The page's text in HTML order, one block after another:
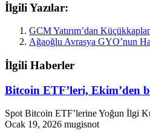
İlgili Yazılar:
GCM Yatırım’dan
Ağaoğlu Avrasya GYO’nun
İlgili Haberler
Bitcoin ETF’leri, Ekim’den
Spot Bitcoin ETF’lerine Yoğun İlgi
Ocak 19, 2026 mugisnot